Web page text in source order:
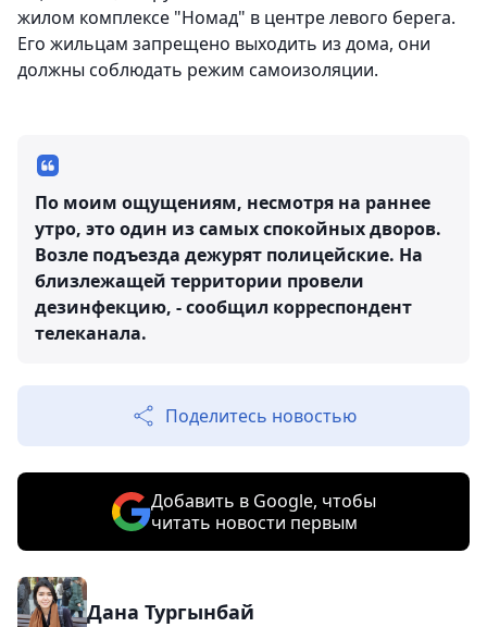
жилом комплексе "Номад" в центре левого берега.
Его жильцам запрещено выходить из дома, они
должны соблюдать режим самоизоляции.
По моим ощущениям, несмотря на раннее
утро, это один из самых спокойных дворов.
Возле подъезда дежурят полицейские. На
близлежащей территории провели
дезинфекцию, - сообщил корреспондент
телеканала.
Поделитесь новостью
Добавить в Google, чтобы
читать новости первым
Дана Тургынбай